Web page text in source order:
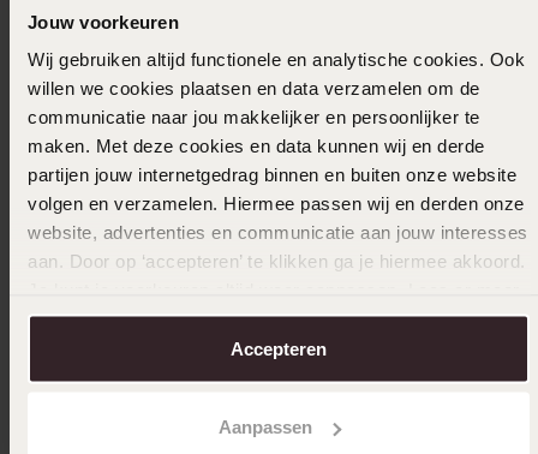
Jouw voorkeuren
Wij gebruiken altijd functionele en analytische cookies. Ook
willen we cookies plaatsen en data verzamelen om de
communicatie naar jou makkelijker en persoonlijker te
maken. Met deze cookies en data kunnen wij en derde
partijen jouw internetgedrag binnen en buiten onze website
volgen en verzamelen. Hiermee passen wij en derden onze
website, advertenties en communicatie aan jouw interesses
aan. Door op ‘accepteren’ te klikken ga je hiermee akkoord.
over in onscookiebeleid.
Accepteren
Aanpassen
Ik ga akkoord met de voorwaarden
bestellingen
In winkelmand
Ook leuk voor jou